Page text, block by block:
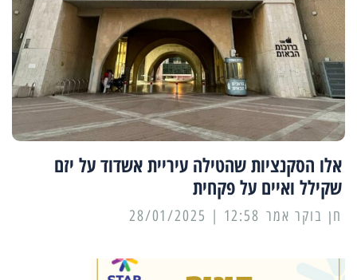
אלו הסקנציות שהטילה עיריית אשדוד על יזם
שקילל ואיים על פקחית
12:58 | 28/01/2025